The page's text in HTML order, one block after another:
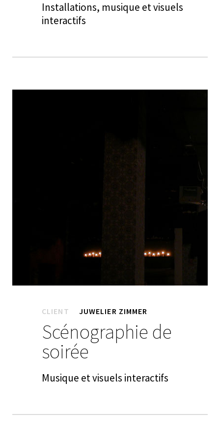
Installations, musique et visuels
interactifs
CLIENT JUWELIER ZIMMER
Scénographie de
soirée
Musique et visuels interactifs